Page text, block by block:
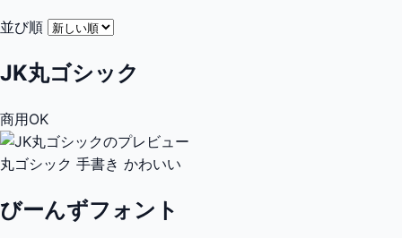
並び順
JK丸ゴシック
商用OK
丸ゴシック 手書き かわいい
びーんずフォント